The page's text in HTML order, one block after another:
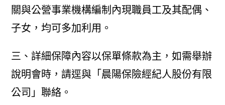
關與公營事業機構編制內現職員工及其配偶、
子女，均可多加利用。
三、詳細保障內容以保單條款為主，如需舉辦
說明會時，請逕與「晨陽保險經紀人股份有限
公司」聯絡。